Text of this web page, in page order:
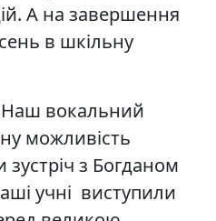
А на завершення
в шкільну
вокальний
можливість
зустріч з Богданом
учні виступили